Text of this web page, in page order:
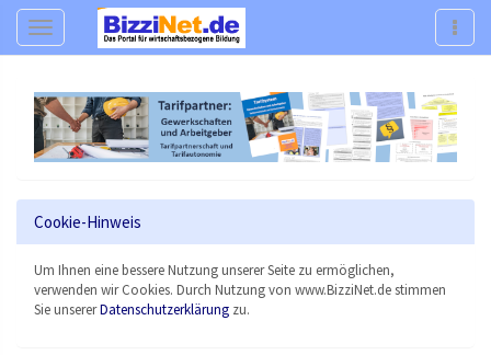
Navigation
Cookie-Hinweis
Um Ihnen eine bessere Nutzung unserer Seite zu ermöglichen,
verwenden wir Cookies. Durch Nutzung von www.BizziNet.de stimmen
Sie unsererDatenschutzerklärung zu.